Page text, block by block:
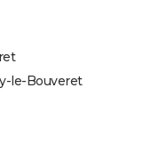
le-Bouveret